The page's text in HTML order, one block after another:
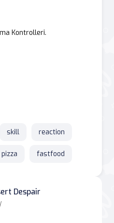
Kontrolleri.
skill reaction
pizza fastfood
Despair